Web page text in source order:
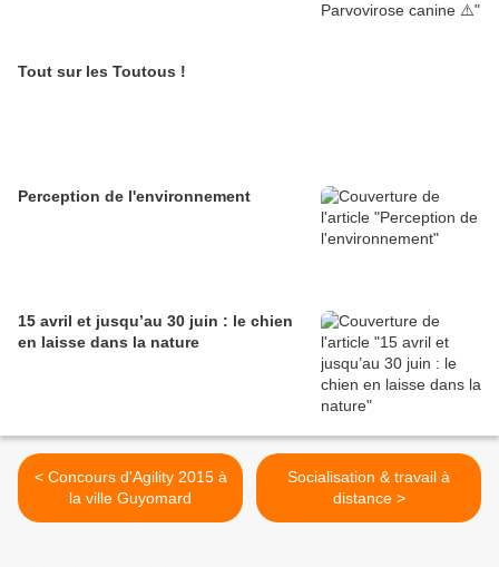
Tout sur les Toutous !
Perception de l'environnement
15 avril et jusqu’au 30 juin : le chien
en laisse dans la nature
< Concours d'Agility 2015 à
la ville Guyomard
Socialisation & travail à
distance >